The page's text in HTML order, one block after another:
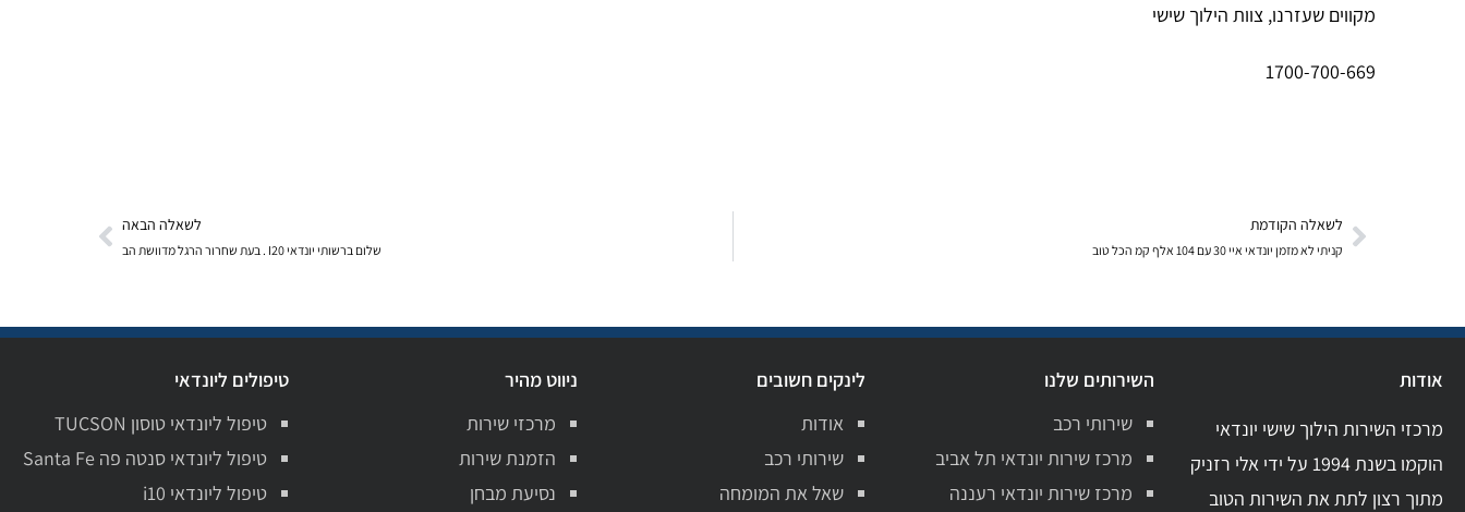
מקווים שעזרנו, צוות הילוך שישי
1700-700-669
לשאלה הקודמת
קניתי לא מזמן יונדאי איי 30 עם 104 אלף קמ הכל טוב
לשאלה הבאה
שלום ברשותי יונדאי I20 . בעת שחרור הרגל מדוושת הב
אודות
מרכזי השירות הילוך שישי יונדאי
הוקמו בשנת 1994 על ידי אלי רזניק
מתוך רצון לתת את השירות הטוב
השירותים שלנו
שירותי רכב
מרכז שירות יונדאי תל אביב
מרכז שירות יונדאי רעננה
לינקים חשובים
אודות
שירותי רכב
שאל את המומחה
ניווט מהיר
מרכזי שירות
הזמנת שירות
נסיעת מבחן
טיפולים ליונדאי
טיפול ליונדאי טוסון TUCSON
טיפול ליונדאי סנטה פה Santa Fe
טיפול ליונדאי i10